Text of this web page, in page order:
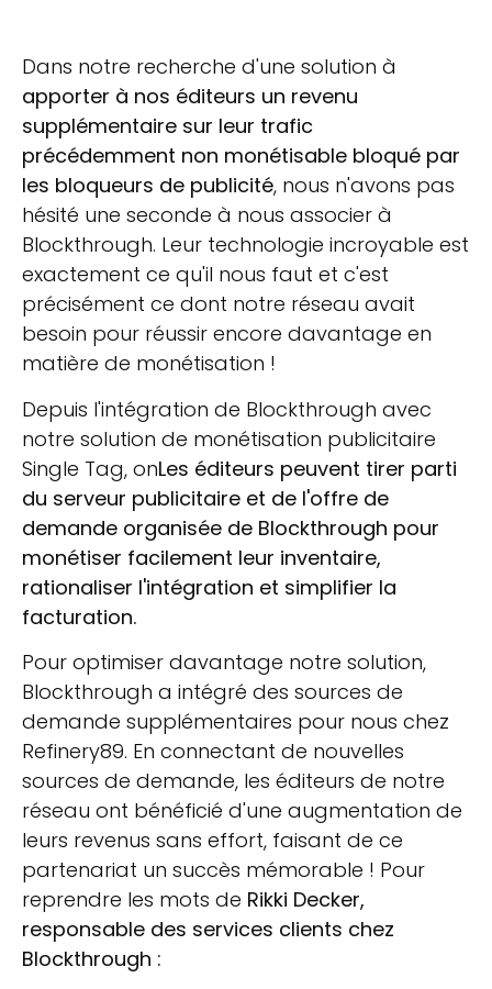
Dans notre recherche d'une solution à
apporter à nos éditeurs un revenu
supplémentaire sur leur trafic
précédemment non monétisable bloqué par
les bloqueurs de publicité, nous n'avons pas
hésité une seconde à nous associer à
Blockthrough. Leur technologie incroyable est
exactement ce qu'il nous faut et c'est
précisément ce dont notre réseau avait
besoin pour réussir encore davantage en
matière de monétisation !
Depuis l'intégration de Blockthrough avec
notre solution de monétisation publicitaire
Single Tag, onLes éditeurs peuvent tirer parti
du serveur publicitaire et de l'offre de
demande organisée de Blockthrough pour
monétiser facilement leur inventaire,
rationaliser l'intégration et simplifier la
facturation.
Pour optimiser davantage notre solution,
Blockthrough a intégré des sources de
demande supplémentaires pour nous chez
Refinery89. En connectant de nouvelles
sources de demande, les éditeurs de notre
réseau ont bénéficié d'une augmentation de
leurs revenus sans effort, faisant de ce
partenariat un succès mémorable ! Pour
reprendre les mots de Rikki Decker,
responsable des services clients chez
Blockthrough :